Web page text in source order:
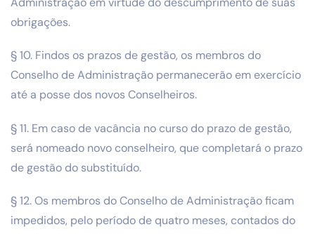
obrigações.
§ 10. Findos os prazos de gestão, os membros do
Conselho de Administração permanecerão em exercício
até a posse dos novos Conselheiros.
§ 11. Em caso de vacância no curso do prazo de gestão,
será nomeado novo conselheiro, que completará o prazo
de gestão do substituído.
§ 12. Os membros do Conselho de Administração ficam
impedidos, pelo período de quatro meses, contados do